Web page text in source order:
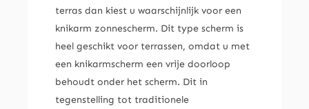
terras dan kiest u waarschijnlijk voor een
knikarm zonnescherm. Dit type scherm is
heel geschikt voor terrassen, omdat u met
een knikarmscherm een vrije doorloop
behoudt onder het scherm. Dit in
tegenstelling tot traditionele